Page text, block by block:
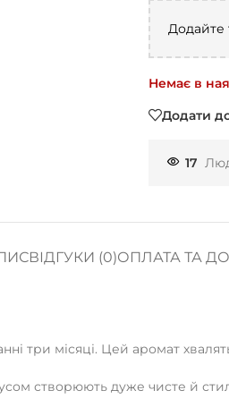
Додайте
Немає в
Додати
17
ВІДГУКИ (0)ОПЛАТА ТА
три місяці. Цей аромат
створюють дуже чисте й